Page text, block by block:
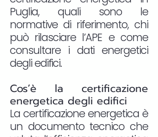
Puglia, quali sono le
normative di riferimento, chi
può rilasciare l’APE e come
consultare i dati energetici
degli edifici.
Cos’è la certificazione
energetica degli edifici
La certificazione energetica è
un documento tecnico che